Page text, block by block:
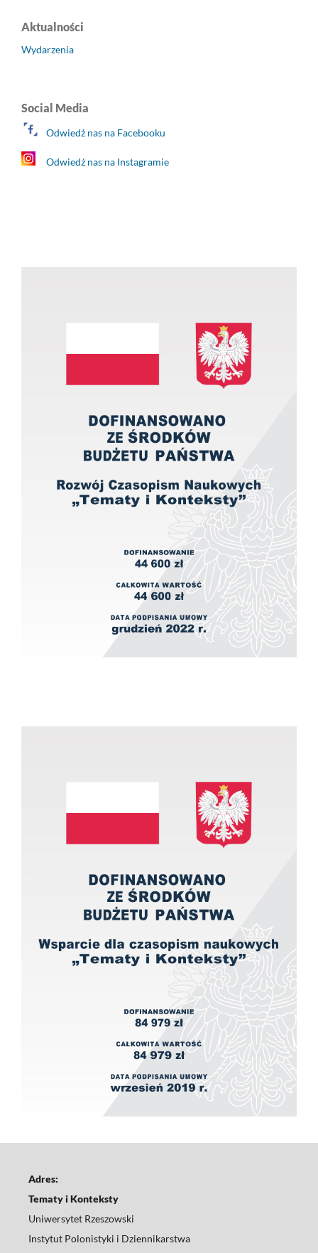
Aktualności
Wydarzenia
Social Media
Odwiedż nas na Facebooku
Odwiedź nas na Instagramie
Adres:
Tematy i Konteksty
Uniwersytet Rzeszowski
Instytut Polonistyki i Dziennikarstwa